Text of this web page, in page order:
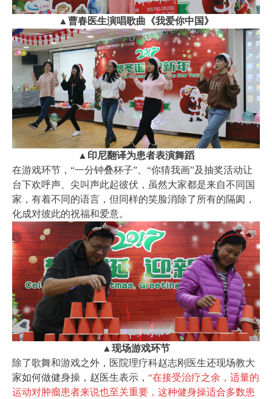
▲曹春医生演唱歌曲《我爱你中国》
▲印尼翻译为患者表演舞蹈
在游戏环节，“一分钟叠杯子”、“你猜我画”及抽奖活动让
台下欢呼声、尖叫声此起彼伏，虽然大家都是来自不同国
家，有着不同的语言，但同样的笑脸消除了所有的隔阂，
化成对彼此的祝福和爱意。
▲现场游戏环节
除了歌舞和游戏之外，医院理疗科赵志刚医生还现场教大
家如何做健身操，赵医生表示， “在接受治疗之余，适量的
运动对肿瘤患者来说也至关重要，这种健身操适合多数患